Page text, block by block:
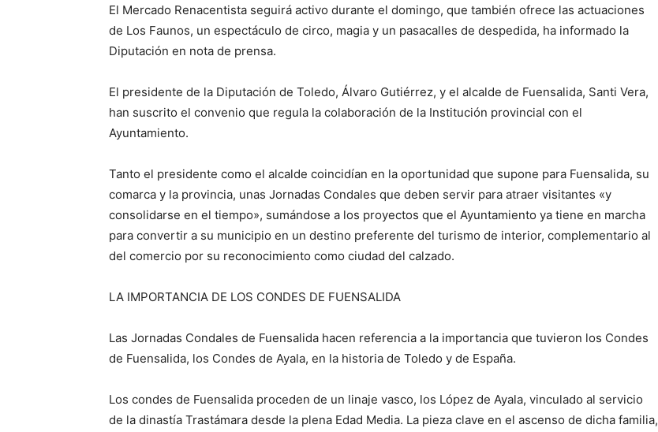
El Mercado Renacentista seguirá activo durante el domingo, que también ofrece las actuaciones
de Los Faunos, un espectáculo de circo, magia y un pasacalles de despedida, ha informado la
Diputación en nota de prensa.
El presidente de la Diputación de Toledo, Álvaro Gutiérrez, y el alcalde de Fuensalida, Santi Vera,
han suscrito el convenio que regula la colaboración de la Institución provincial con el
Ayuntamiento.
Tanto el presidente como el alcalde coincidían en la oportunidad que supone para Fuensalida, su
comarca y la provincia, unas Jornadas Condales que deben servir para atraer visitantes «y
consolidarse en el tiempo», sumándose a los proyectos que el Ayuntamiento ya tiene en marcha
para convertir a su municipio en un destino preferente del turismo de interior, complementario al
del comercio por su reconocimiento como ciudad del calzado.
LA IMPORTANCIA DE LOS CONDES DE FUENSALIDA
Las Jornadas Condales de Fuensalida hacen referencia a la importancia que tuvieron los Condes
de Fuensalida, los Condes de Ayala, en la historia de Toledo y de España.
Los condes de Fuensalida proceden de un linaje vasco, los López de Ayala, vinculado al servicio
de la dinastía Trastámara desde la plena Edad Media. La pieza clave en el ascenso de dicha familia,